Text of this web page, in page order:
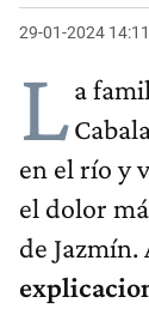
29-01-2024 14:11
La
en el río y
el dolor
de